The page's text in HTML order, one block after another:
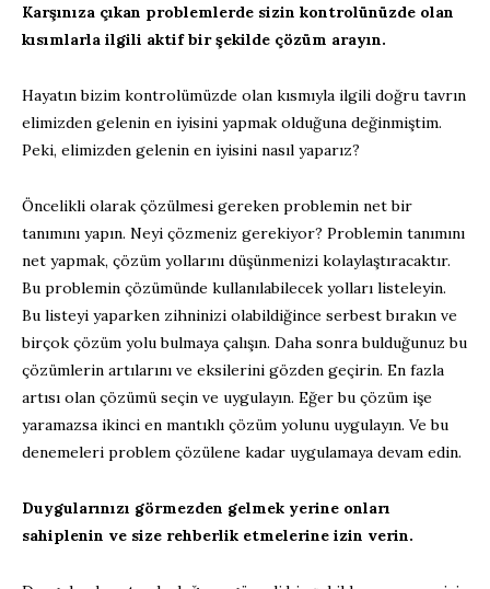
Karşınıza çıkan problemlerde sizin kontrolünüzde olan
kısımlarla ilgili aktif bir şekilde çözüm arayın.
Hayatın bizim kontrolümüzde olan kısmıyla ilgili doğru tavrın
elimizden gelenin en iyisini yapmak olduğuna değinmiştim.
Peki, elimizden gelenin en iyisini nasıl yaparız?
Öncelikli olarak çözülmesi gereken problemin net bir
tanımını yapın. Neyi çözmeniz gerekiyor? Problemin tanımını
net yapmak, çözüm yollarını düşünmenizi kolaylaştıracaktır.
Bu problemin çözümünde kullanılabilecek yolları listeleyin.
Bu listeyi yaparken zihninizi olabildiğince serbest bırakın ve
birçok çözüm yolu bulmaya çalışın. Daha sonra bulduğunuz bu
çözümlerin artılarını ve eksilerini gözden geçirin. En fazla
artısı olan çözümü seçin ve uygulayın. Eğer bu çözüm işe
yaramazsa ikinci en mantıklı çözüm yolunu uygulayın. Ve bu
denemeleri problem çözülene kadar uygulamaya devam edin.
Duygularınızı görmezden gelmek yerine onları
sahiplenin ve size rehberlik etmelerine izin verin.